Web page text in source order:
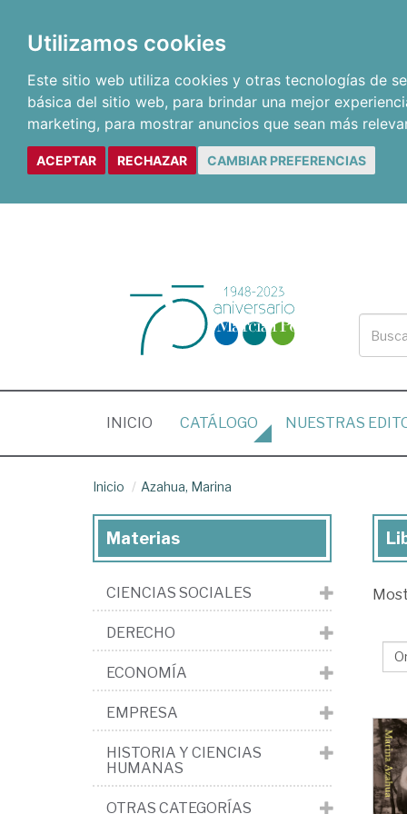
Utilizamos cookies
Este sitio web utiliza cookies y otras tecnologías de
básica del sitio web, para brindar una mejor
marketing, para mostrar anuncios que sean más
ACEPTAR RECHAZAR CAMBIAR PREFERENCIAS
INICIO (CURRENT)
CATÁLOGO NUESTRAS
Inicio Azahua, Marina
Materias
CIENCIAS SOCIALES
DERECHO
ECONOMÍA
EMPRESA
HISTORIA Y CIENCIAS
HUMANAS
OTRAS CATEGORÍAS